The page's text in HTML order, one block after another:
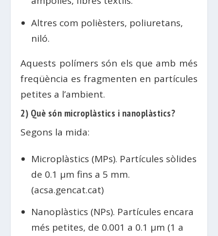
Altres com polièsters, poliuretans,
niló.
Aquests polímers són els que amb més
freqüència es fragmenten en partícules
petites a l’ambient.
2) Què són microplàstics i nanoplàstics?
Segons la mida:
Microplàstics (MPs). Partícules sòlides
de 0.1 µm fins a 5 mm.
(acsa.gencat.cat)
Nanoplàstics (NPs). Partícules encara
més petites, de 0.001 a 0.1 µm (1 a